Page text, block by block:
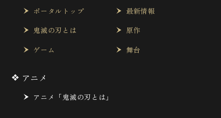
ポータルトップ
最新情報
鬼滅の刃とは
原作
ゲーム
舞台
アニメ
アニメ「鬼滅の刃とは」